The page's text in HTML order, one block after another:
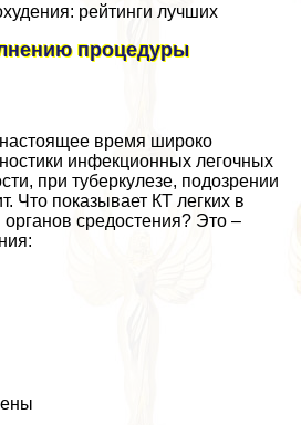
рейтинги лучших
процедуры
время широко
инфекционных легочных
при туберкулезе, подозрении
Что показывает КТ легких в
средостения? Это –